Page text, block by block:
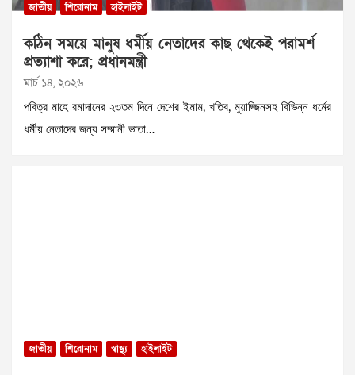
জাতীয় শিরোনাম হাইলাইট
কঠিন সময়ে মানুষ ধর্মীয় নেতাদের কাছ থেকেই পরামর্শ
প্রত্যাশা করে; প্রধানমন্ত্রী
মার্চ ১৪, ২০২৬
পবিত্র মাহে রমাদানের ২৩তম দিনে দেশের ইমাম, খতিব, মুয়াজ্জিনসহ বিভিন্ন ধর্মের
ধর্মীয় নেতাদের জন্য সম্মানী ভাতা…
জাতীয় শিরোনাম স্বাস্থ্য হাইলাইট